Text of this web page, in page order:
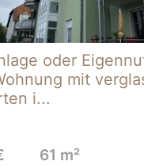
oder
mit
i...
61 m²